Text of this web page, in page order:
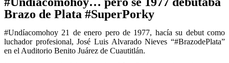
Brazo de Plata #SuperPorky
#Undíacomohoy 21 de enero pero de 1977, hacía su debut como
luchador profesional, José Luis Alvarado Nieves “#BrazodePlata”
en el Auditorio Benito Juárez de Cuautitlán.